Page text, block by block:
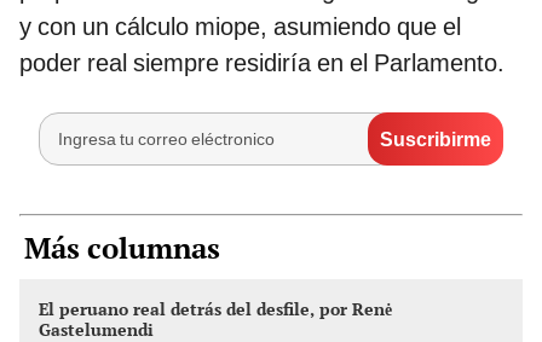
y con un cálculo miope, asumiendo que el
poder real siempre residiría en el Parlamento.
Más columnas
El peruano real detrás del desfile, por Renė
Gastelumendi